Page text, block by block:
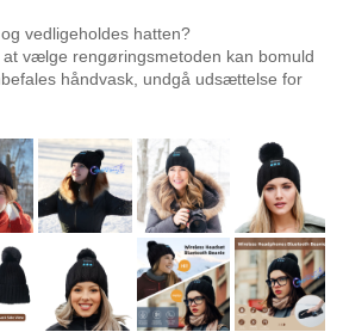
vedligeholdes hatten?
vælge rengøringsmetoden kan bomuld
håndvask, undgå udsættelse for